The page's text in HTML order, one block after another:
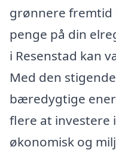
grønnere fremtid
penge på din
i Resenstad kan
Med den
bæredygtige
flere at investere
økonomisk og